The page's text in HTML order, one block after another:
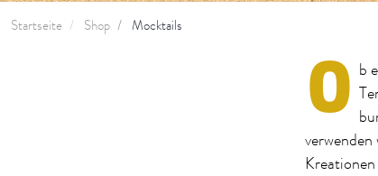
Startseite Shop Mocktails
O b